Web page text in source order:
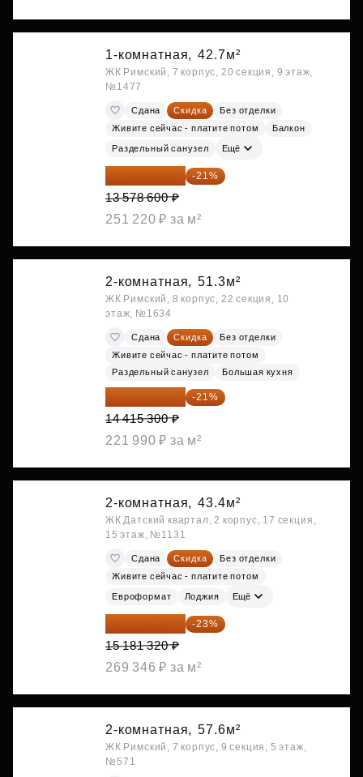
1-комнатная, 42.7м²
ЖК Римский, 7 корпус, 20 секция, 9 этаж,
№1477
Сдана Скидка
Без отделки
Живите сейчас - платите потом
Балкон
Раздельный санузел Ещё
10 727 094 ₽ -21%
13 578 600 ₽
251 220 ₽ за м²
2-комнатная, 51.3м²
ЖК Римский, 8 корпус, 22 секция, 10
этаж, №1634
Сдана Скидка
Без отделки
Живите сейчас - платите потом
Раздельный санузел
Большая кухня
11 388 087 ₽ -21%
14 415 300 ₽
221 990 ₽ за м²
2-комнатная, 43.4м²
ЖК Датский квартал, 2 корпус, 17 секция,
15 этаж, №1131
Сдана Скидка
Без отделки
Живите сейчас - платите потом
Евроформат Лоджия Ещё
11 689 616 ₽ -23%
15 181 320 ₽
269 346 ₽ за м²
2-комнатная, 57.6м²
ЖК Римский, 7 корпус, 9 секция, 5 этаж,
№571